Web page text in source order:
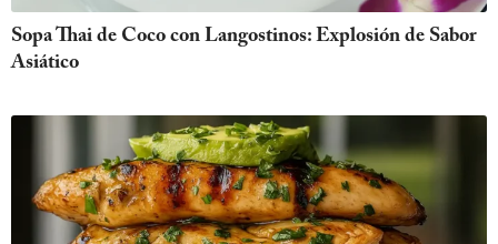
Sopa Thai de Coco con Langostinos: Explosión de Sabor
Asiático